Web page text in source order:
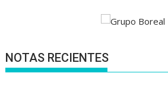
NOTAS RECIENTES